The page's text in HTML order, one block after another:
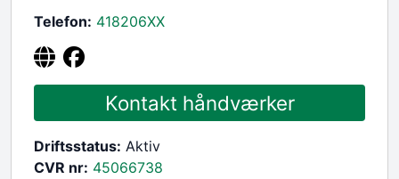
Telefon: 418206XX
Kontakt håndværker
Driftsstatus: Aktiv
CVR nr: 45066738